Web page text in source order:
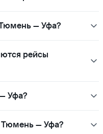
— Уфа?
рейсы
Уфа?
Тюмень — Уфа?